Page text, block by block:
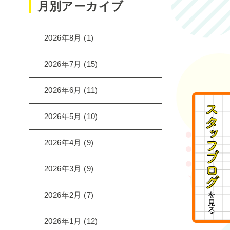
月別アーカイブ
2026年8月 (1)
2026年7月 (15)
2026年6月 (11)
2026年5月 (10)
2026年4月 (9)
2026年3月 (9)
2026年2月 (7)
2026年1月 (12)